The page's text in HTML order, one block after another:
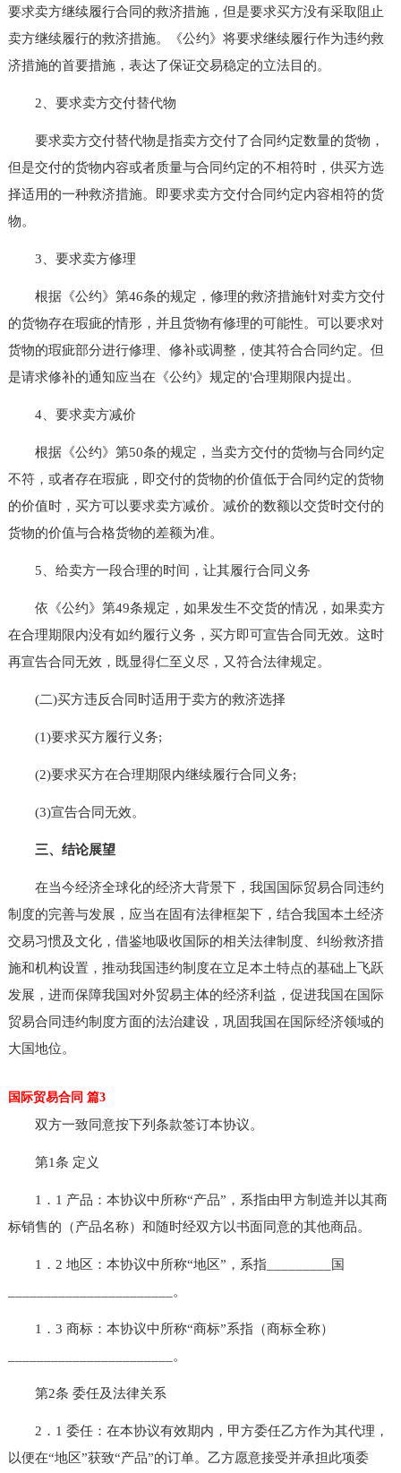
要求卖方继续履行合同的救济措施，但是要求买方没有采取阻止
卖方继续履行的救济措施。《公约》将要求继续履行作为违约救
济措施的首要措施，表达了保证交易稳定的立法目的。
2、要求卖方交付替代物
要求卖方交付替代物是指卖方交付了合同约定数量的货物，
但是交付的货物内容或者质量与合同约定的不相符时，供买方选
择适用的一种救济措施。即要求卖方交付合同约定内容相符的货
物。
3、要求卖方修理
根据《公约》第46条的规定，修理的救济措施针对卖方交付
的货物存在瑕疵的情形，并且货物有修理的可能性。可以要求对
货物的瑕疵部分进行修理、修补或调整，使其符合合同约定。但
是请求修补的通知应当在《公约》规定的'合理期限内提出。
4、要求卖方减价
根据《公约》第50条的规定，当卖方交付的货物与合同约定
不符，或者存在瑕疵，即交付的货物的价值低于合同约定的货物
的价值时，买方可以要求卖方减价。减价的数额以交货时交付的
货物的价值与合格货物的差额为准。
5、给卖方一段合理的时间，让其履行合同义务
依《公约》第49条规定，如果发生不交货的情况，如果卖方
在合理期限内没有如约履行义务，买方即可宣告合同无效。这时
再宣告合同无效，既显得仁至义尽，又符合法律规定。
(二)买方违反合同时适用于卖方的救济选择
(1)要求买方履行义务;
(2)要求买方在合理期限内继续履行合同义务;
(3)宣告合同无效。
三、结论展望
在当今经济全球化的经济大背景下，我国国际贸易合同违约
制度的完善与发展，应当在固有法律框架下，结合我国本土经济
交易习惯及文化，借鉴地吸收国际的相关法律制度、纠纷救济措
施和机构设置，推动我国违约制度在立足本土特点的基础上飞跃
发展，进而保障我国对外贸易主体的经济利益，促进我国在国际
贸易合同违约制度方面的法治建设，巩固我国在国际经济领域的
大国地位。
国际贸易合同 篇3
双方一致同意按下列条款签订本协议。
第1条 定义
1．1 产品：本协议中所称“产品”，系指由甲方制造并以其商
标销售的（产品名称）和随时经双方以书面同意的其他商品。
1．2 地区：本协议中所称“地区”，系指_________国
_______________________。
1．3 商标：本协议中所称“商标”系指（商标全称）
_______________________。
第2条 委任及法律关系
2．1 委任：在本协议有效期内，甲方委任乙方作为其代理，
以便在“地区”获致“产品”的订单。乙方愿意接受并承担此项委